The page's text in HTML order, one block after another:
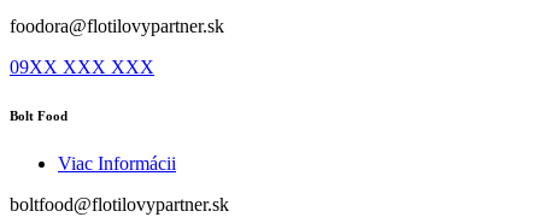
foodora@flotilovypartner.sk
09XX XXX XXX
Bolt Food
Viac Informácii
boltfood@flotilovypartner.sk